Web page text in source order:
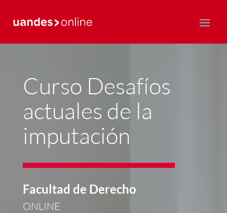
Postgrado y Educación Continua
Curso Desafíos
actuales de la
imputación
Facultad de Derecho
ONLINE